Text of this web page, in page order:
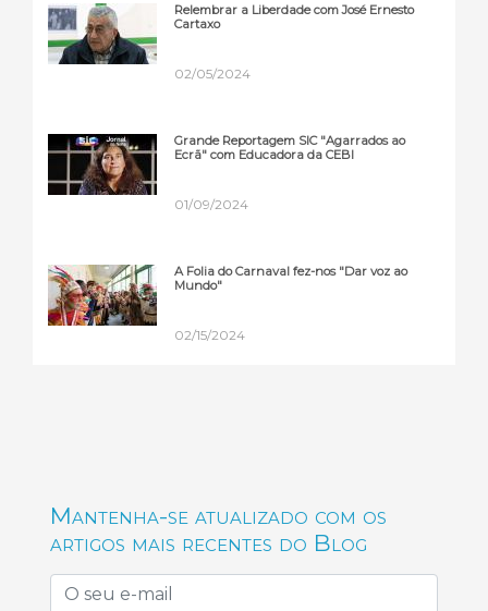
Relembrar a Liberdade com José Ernesto
Cartaxo
02/05/2024
Grande Reportagem SIC "Agarrados ao
Ecrã" com Educadora da CEBI
01/09/2024
A Folia do Carnaval fez-nos "Dar voz ao
Mundo"
02/15/2024
Mantenha-se atualizado com os
artigos mais recentes do Blog